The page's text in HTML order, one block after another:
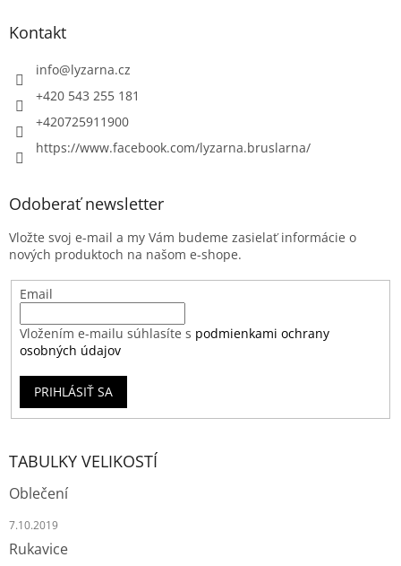
Kontakt
info@lyzarna.cz
+420 543 255 181
+420725911900
https://www.facebook.com/lyzarna.bruslarna/
Odoberať newsletter
Vložte svoj e-mail a my Vám budeme zasielať informácie o
nových produktoch na našom e-shope.
Email
Vložením e-mailu súhlasíte s podmienkami ochrany
osobných údajov
PRIHLÁSIŤ SA
TABULKY VELIKOSTÍ
Oblečení
7.10.2019
Rukavice